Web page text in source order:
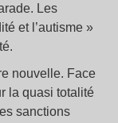
Les
et l’autisme »
nouvelle. Face
la quasi totalité
sanctions